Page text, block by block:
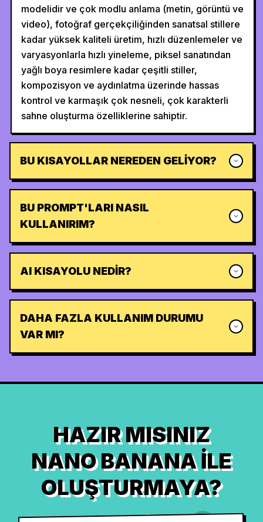
modelidir ve çok modlu anlama (metin, görüntü ve
video), fotoğraf gerçekçiliğinden sanatsal stillere
kadar yüksek kaliteli üretim, hızlı düzenlemeler ve
varyasyonlarla hızlı yineleme, piksel sanatından
yağlı boya resimlere kadar çeşitli stiller,
kompozisyon ve aydınlatma üzerinde hassas
kontrol ve karmaşık çok nesneli, çok karakterli
sahne oluşturma özelliklerine sahiptir.
BU KISAYOLLAR NEREDEN GELIYOR?
BU PROMPT'LARI NASIL
KULLANIRIM?
AI KISAYOLU NEDIR?
DAHA FAZLA KULLANIM DURUMU
VAR MI?
HAZIR MISINIZ
NANO BANANA ILE
OLUŞTURMAYA?